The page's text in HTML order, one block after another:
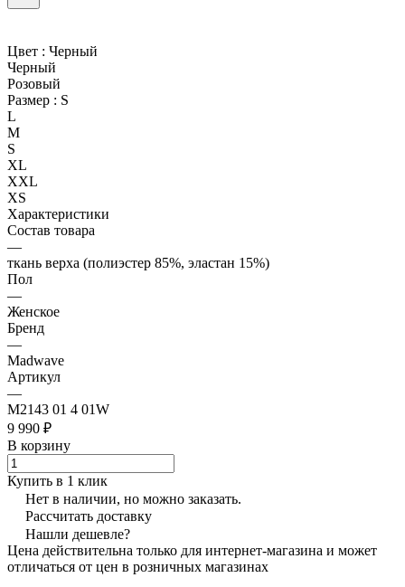
Цвет : Черный
Черный
Розовый
Размер : S
L
M
S
XL
XXL
XS
Характеристики
Состав товара
—
ткань верха (полиэстер 85%, эластан 15%)
Пол
—
Женское
Бренд
—
Madwave
Артикул
—
M2143 01 4 01W
9 990 ₽
В корзину
Купить в 1 клик
Нет в наличии, но можно заказать.
Рассчитать доставку
Нашли дешевле?
Цена действительна только для интернет-магазина и может
отличаться от цен в розничных магазинах